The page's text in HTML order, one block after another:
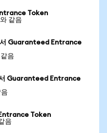
Token
같음
서 Guaranteed Entrance
음
Guaranteed Entrance
Token
음